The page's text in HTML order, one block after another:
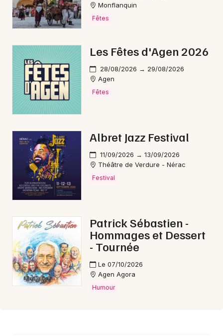
Artistes en tournée
Actus à Agen
Magazine à Agen
47 - Lot-et-Garonne
Choisir mes départements
Mon email
Monflanquin
Fêtes
Les Fêtes d'Agen 2026
28/08/2026 → 29/08/2026
Agen
Fêtes
Albret Jazz Festival
11/09/2026 → 13/09/2026
Théâtre de Verdure - Nérac
Festival
Patrick Sébastien -
Hommages et Dessert
- Tournée
Le 07/10/2026
Agen Agora
Humour